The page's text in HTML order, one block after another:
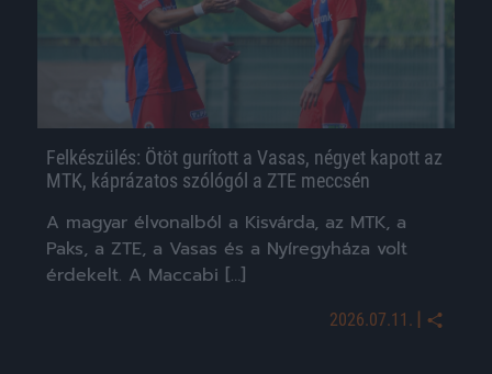
Felkészülés: Ötöt gurított a Vasas, négyet kapott az
MTK, káprázatos szólógól a ZTE meccsén
A magyar élvonalból a Kisvárda, az MTK, a
Paks, a ZTE, a Vasas és a Nyíregyháza volt
érdekelt. A Maccabi […]
2026.07.11. |